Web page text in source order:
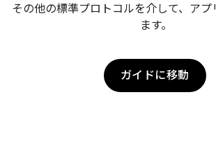
その他の標準プロトコルを介して、アプ
ます。
ガイドに移動